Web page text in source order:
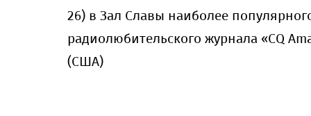
26) в Зал Славы наиболее
радиолюбительского журнала «CQ
(США)